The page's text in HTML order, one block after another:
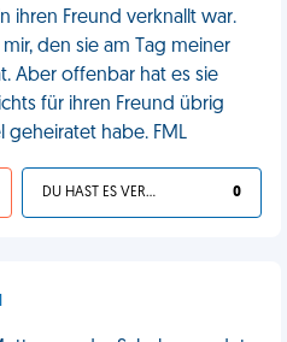
ihren Freund verknallt war.
den sie am Tag meiner
Aber offenbar hat es sie
für ihren Freund übrig
geheiratet habe. FML
DU HAST ES VERDIENT 0